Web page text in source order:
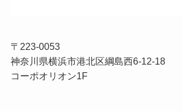
〒223-0053
神奈川県横浜市港北区綱島西6-12-18
コーポオリオン1F